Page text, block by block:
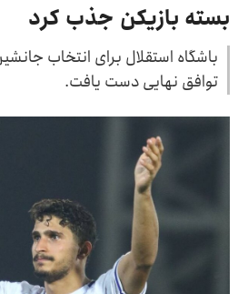
بسته بازیکن جذب کرد
باشگاه استقلال برای انتخاب
توافق نهایی دست یافت.